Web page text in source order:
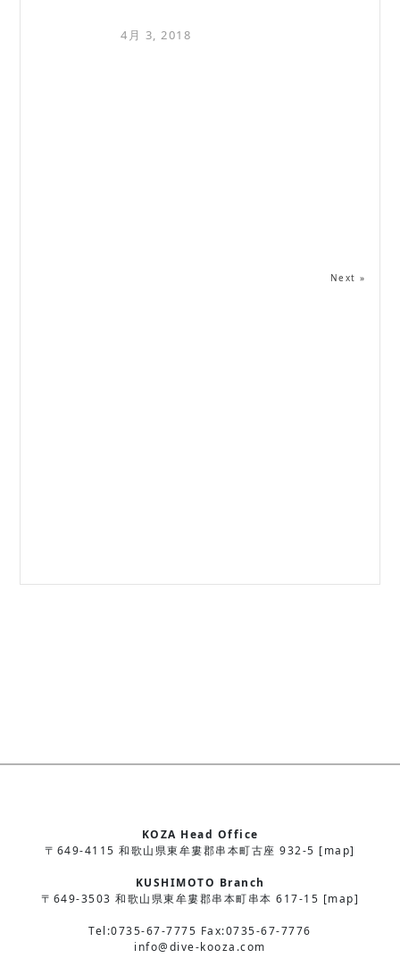
4月 3, 2018
Next »
KOZA Head Office
〒649-4115 和歌山県東牟婁郡串本町古座 932-5 [map]
KUSHIMOTO Branch
〒649-3503 和歌山県東牟婁郡串本町串本 617-15 [map]
Tel:0735-67-7775 Fax:0735-67-7776
info@dive-kooza.com